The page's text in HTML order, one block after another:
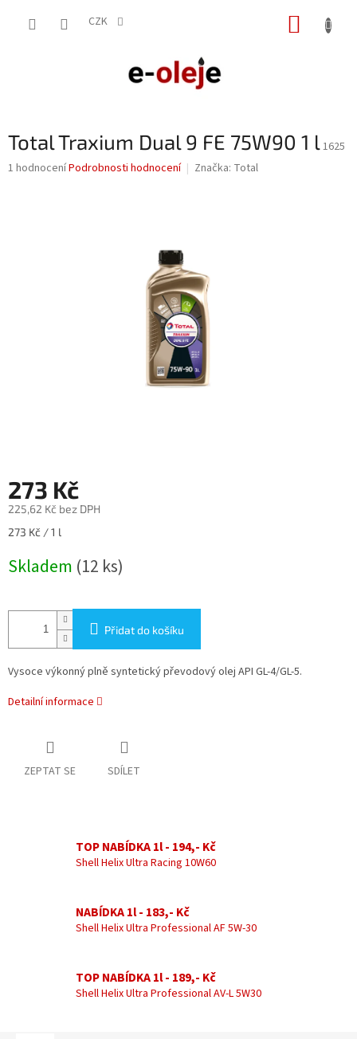
CZK
Total Traxium Dual 9 FE 75W90 1 l1625
Průměrné
1 hodnoceníPodrobnosti hodnocení Značka: Total
273 Kč
225,62 Kč bez DPH
Měrná
273 Kč / 1 l
Skladem (12 ks)
Přidat do košíku
Vysoce výkonný plně syntetický převodový olej API GL-4/GL-5.
Detailní informace
ZEPTAT SE SDÍLET
TOP NABÍDKA 1l - 194,- Kč
Shell Helix Ultra Racing 10W60
NABÍDKA 1l - 183,- Kč
Shell Helix Ultra Professional AF 5W-30
TOP NABÍDKA 1l - 189,- Kč
Shell Helix Ultra Professional AV-L 5W30